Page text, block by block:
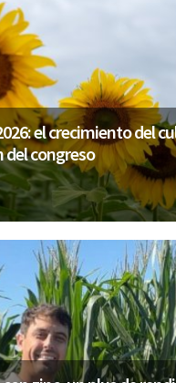
el crecimiento del
del congreso